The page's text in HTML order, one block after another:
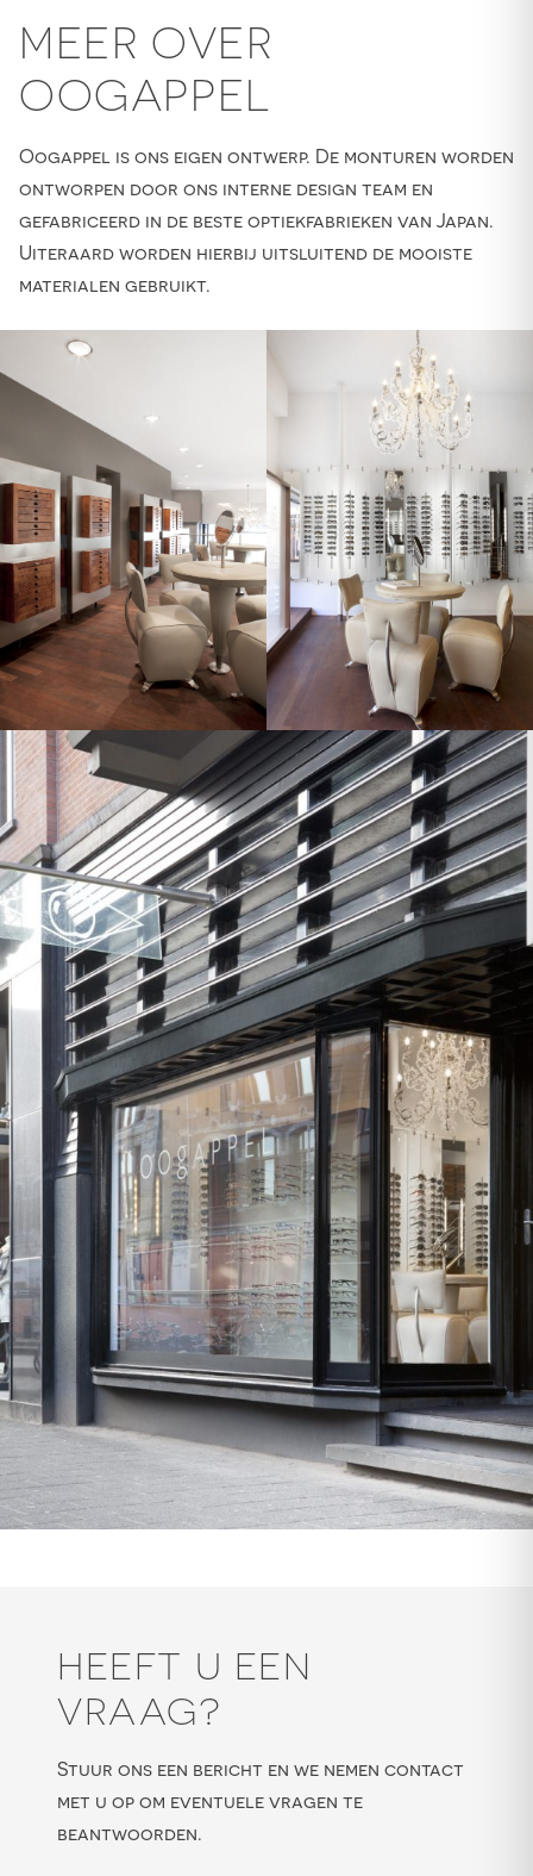
MEER OVER
OOGAPPEL
Oogappel is ons eigen ontwerp. De monturen worden
ontworpen door ons interne design team en
gefabriceerd in de beste optiekfabrieken van Japan.
Uiteraard worden hierbij uitsluitend de mooiste
materialen gebruikt.
HEEFT U EEN
VRAAG?
Stuur ons een bericht en we nemen contact
met u op om eventuele vragen te
beantwoorden.